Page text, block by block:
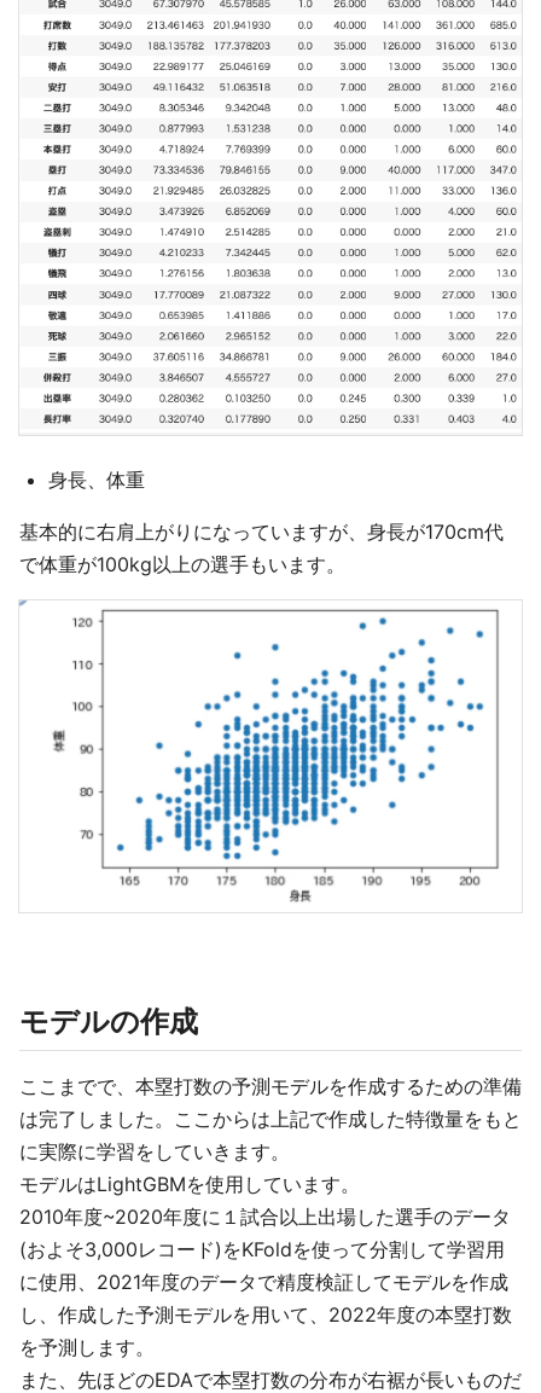
身長、体重
基本的に右肩上がりになっていますが、身長が170cm代
で体重が100kg以上の選手もいます。
モデルの作成
ここまでで、本塁打数の予測モデルを作成するための準備
は完了しました。ここからは上記で作成した特徴量をもと
に実際に学習をしていきます。
モデルはLightGBMを使用しています。
2010年度~2020年度に１試合以上出場した選手のデータ
(およそ3,000レコード)をKFoldを使って分割して学習用
に使用、2021年度のデータで精度検証してモデルを作成
し、作成した予測モデルを用いて、2022年度の本塁打数
を予測します。
また、先ほどのEDAで本塁打数の分布が右裾が長いものだ